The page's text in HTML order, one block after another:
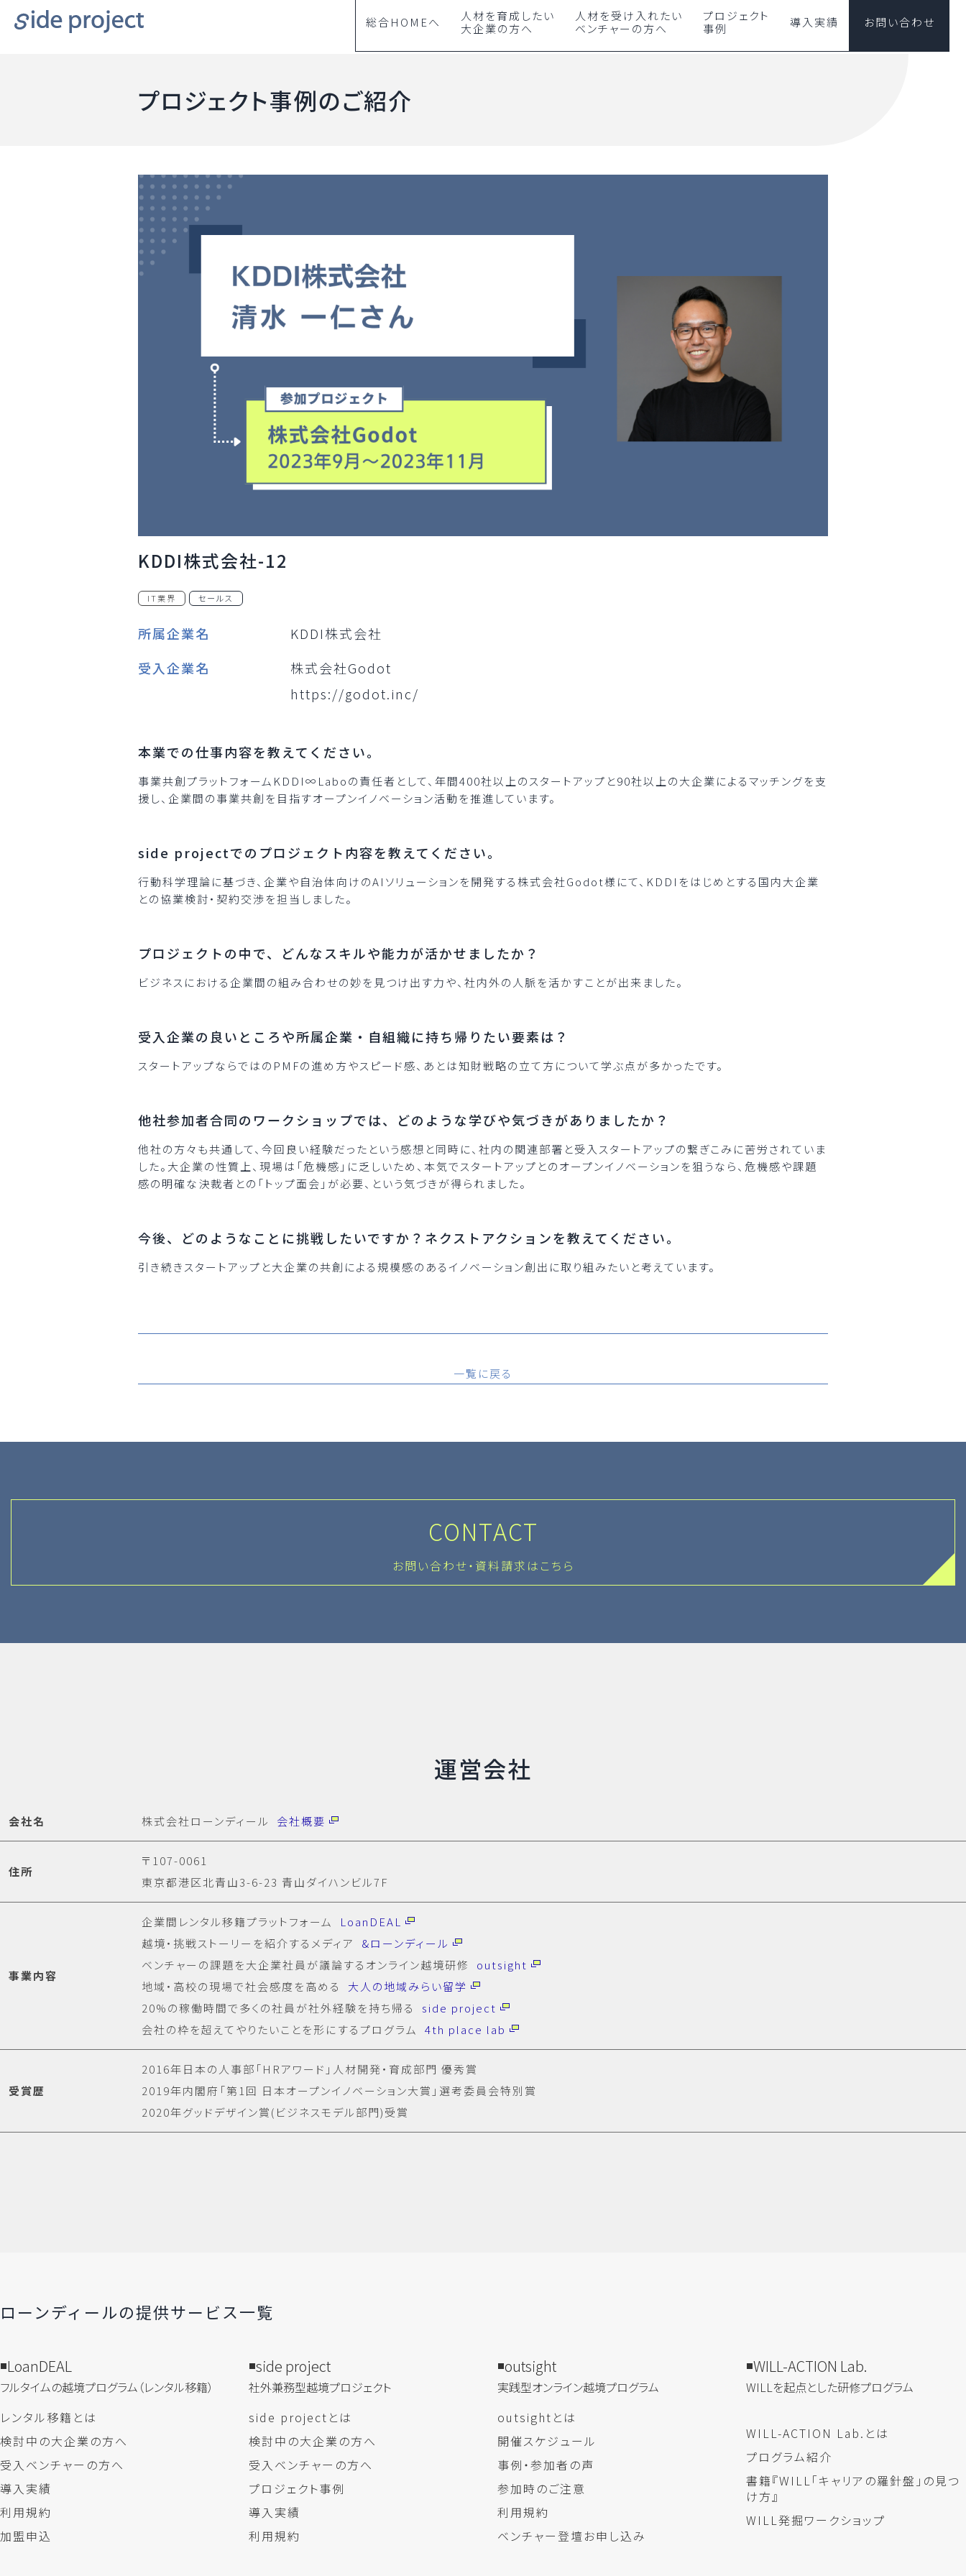
総合HOMEへ
人材を育成したい
大企業の方へ
人材を受け入れたい
ベンチャーの方へ
プロジェクト
事例
導入実績 お問い合わせ
プロジェクト事例のご紹介
KDDI株式会社-12
IT業界 セールス
所属企業名
KDDI株式会社
受入企業名
株式会社Godot
https://godot.inc/
本業での仕事内容を教えてください。
事業共創プラットフォームKDDI∞Laboの責任者として、年間400社以上のスタートアップと90社以上の大企業によるマッチングを支
援し、企業間の事業共創を目指すオープンイノベーション活動を推進しています。
side projectでのプロジェクト内容を教えてください。
行動科学理論に基づき、企業や自治体向けのAIソリューションを開発する株式会社Godot様にて、KDDIをはじめとする国内大企業
との協業検討・契約交渉を担当しました。
プロジェクトの中で、どんなスキルや能力が活かせましたか？
ビジネスにおける企業間の組み合わせの妙を見つけ出す力や、社内外の人脈を活かすことが出来ました。
受入企業の良いところや所属企業・自組織に持ち帰りたい要素は？
スタートアップならではのPMFの進め方やスピード感、あとは知財戦略の立て方について学ぶ点が多かったです。
他社参加者合同のワークショップでは、どのような学びや気づきがありましたか？
他社の方々も共通して、今回良い経験だったという感想と同時に、社内の関連部署と受入スタートアップの繋ぎこみに苦労されていま
した。大企業の性質上、現場は「危機感」に乏しいため、本気でスタートアップとのオープンイノベーションを狙うなら、危機感や課題
感の明確な決裁者との「トップ面会」が必要、という気づきが得られました。
今後、どのようなことに挑戦したいですか？ネクストアクションを教えてください。
引き続きスタートアップと大企業の共創による規模感のあるイノベーション創出に取り組みたいと考えています。
一覧に戻る
CONTACT
お問い合わせ・資料請求はこちら
運営会社
会社名 株式会社ローンディール 会社概要
住所
〒107-0061
東京都港区北青山3-6-23 青山ダイハンビル7F
事業内容
企業間レンタル移籍プラットフォーム
LoanDEAL
越境・挑戦ストーリーを紹介するメディア
&ローンディール
ベンチャーの課題を大企業社員が議論するオンライン越境研修
outsight
地域・高校の現場で社会感度を高める
大人の地域みらい留学
20%の稼働時間で多くの社員が社外経験を持ち帰る
side project
会社の枠を超えてやりたいことを形にするプログラム
4th place lab
受賞歴
2016年日本の人事部「HRアワード」人材開発・育成部門 優秀賞
2019年内閣府「第1回 日本オープンイノベーション大賞」選考委員会特別賞
2020年グッドデザイン賞(ビジネスモデル部門)受賞
ローンディールの​提供サービス一覧
LoanDEAL
フルタイムの越境プログラム​（レンタル移籍）
レンタル移籍とは
検討中の大企業の方へ
受入ベンチャーの方へ
導入実績
利用規約
加盟申込
side project
社外兼務型​越境プロジェクト
side projectとは
検討中の大企業の方へ
受入ベンチャーの方へ
プロジェクト事例
導入実績
利用規約
outsight
実践型オンライン​越境プログラム
outsightとは
開催スケジュール
事例・参加者の声
参加時のご注意
利用規約
ベンチャー登壇お申し込み
WILL-ACTION Lab.
WILLを​起点とした​研修プログラム
WILL-ACTION Lab.とは
プログラム紹介
書籍『WILL「キャリアの羅針盤」の見つ
け方』
WILL発掘ワークショップ